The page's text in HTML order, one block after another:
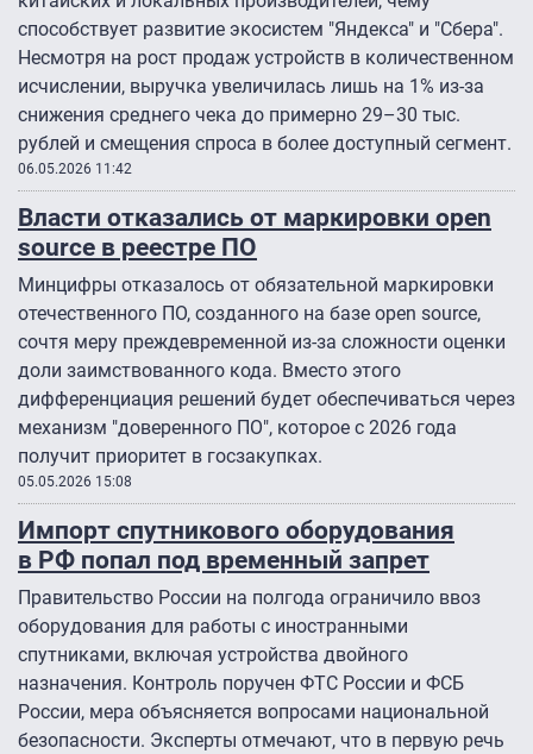
способствует развитие экосистем "Яндекса" и "Сбера".
Несмотря на рост продаж устройств в количественном
исчислении, выручка увеличилась лишь на 1% из-за
снижения среднего чека до примерно 29–30 тыс.
рублей и смещения спроса в более доступный сегмент.
06.05.2026 11:42
Власти отказались от маркировки open
source в реестре ПО
Минцифры отказалось от обязательной маркировки
отечественного ПО, созданного на базе open source,
сочтя меру преждевременной из-за сложности оценки
доли заимствованного кода. Вместо этого
дифференциация решений будет обеспечиваться через
механизм "доверенного ПО", которое с 2026 года
получит приоритет в госзакупках.
05.05.2026 15:08
Импорт спутникового оборудования
в РФ попал под временный запрет
Правительство России на полгода ограничило ввоз
оборудования для работы с иностранными
спутниками, включая устройства двойного
назначения. Контроль поручен ФТС России и ФСБ
России, мера объясняется вопросами национальной
безопасности. Эксперты отмечают, что в первую речь